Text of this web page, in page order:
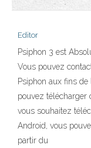
Editor
Psiphon 3 est
Vous pouvez
Psiphon aux fins de
pouvez télécharger
vous souhaitez
Android, vous
partir du